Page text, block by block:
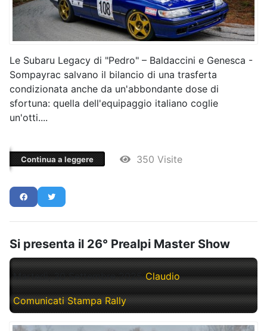
Le Subaru Legacy di "Pedro" – Baldaccini e Genesca -
Sompayrac salvano il bilancio di una trasferta
condizionata anche da un'abbondante dose di
sfortuna: quella dell'equipaggio italiano coglie
un'otti....
Continua a leggere 350 Visite
Si presenta il 26° Prealpi Master Show
Martedì, 30 Settembre 2025 Claudio
Comunicati Stampa Rally